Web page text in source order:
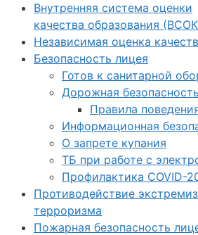
Внутренняя система оценки
качества образования
Независимая оценка
Безопасность лицея
Готов к санитарной
Дорожная безопасность
Правила
Информационная
О запрете купания
ТБ при работе с
Профилактика COVID-
Противодействие
терроризма
Пожарная безопасность